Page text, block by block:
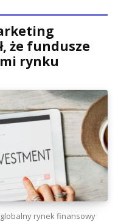
że fundusze
rynku
rynek finansowy